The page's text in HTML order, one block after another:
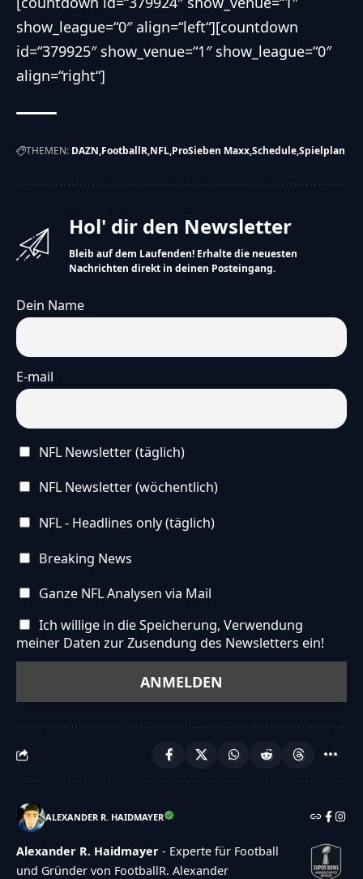
show_league=“0″ align=“left“][countdown
id=“379925″ show_venue=“1″ show_league=“0″
align=“right“]
THEMEN: DAZN FootballR NFL ProSieben MaxxScheduleSpielplan
Hol' dir den Newsletter
Bleib auf dem Laufenden! Erhalte die neuesten
Nachrichten direkt in deinen Posteingang.
Dein Name
E-mail
NFL Newsletter (täglich)
NFL Newsletter (wöchentlich)
NFL - Headlines only (täglich)
Breaking News
Ganze NFL Analysen via Mail
Ich willige in die Speicherung, Verwendung
meiner Daten zur Zusendung des Newsletters ein!
ALEXANDER R. HAIDMAYER
Alexander R. Haidmayer - Experte für Football
und Gründer von FootballR. Alexander